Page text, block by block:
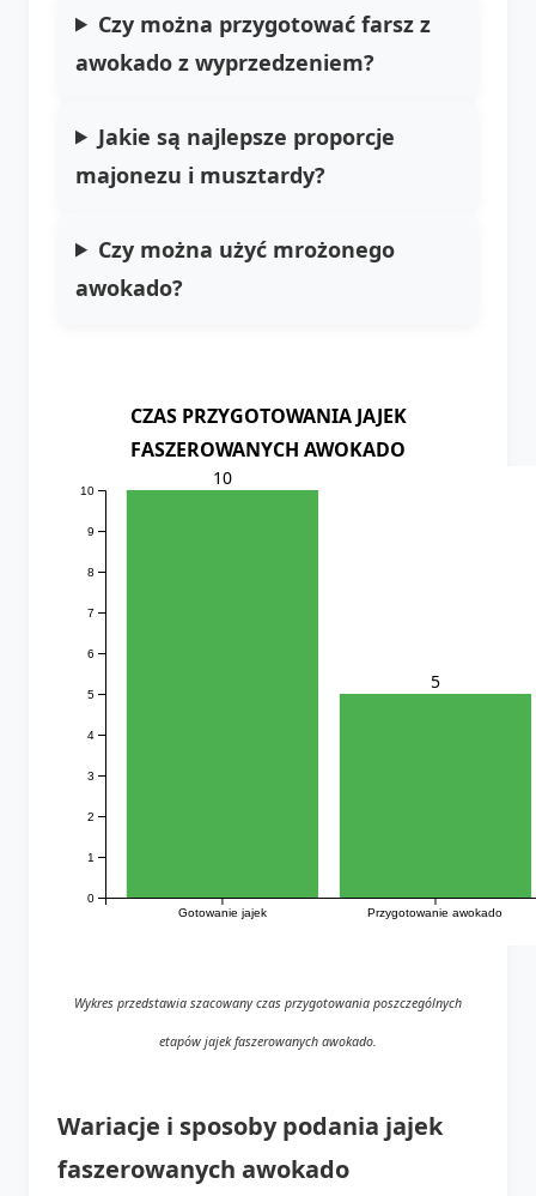
Czy można przygotować farsz z
awokado z wyprzedzeniem?
Jakie są najlepsze proporcje
majonezu i musztardy?
Czy można użyć mrożonego
awokado?
CZAS PRZYGOTOWANIA JAJEK
FASZEROWANYCH AWOKADO
Gotowanie jajek Przygotowanie awokado
0
1
2
3
4
5
6
7
8
9
10
10
5
Wykres przedstawia szacowany czas przygotowania poszczególnych
etapów jajek faszerowanych awokado.
Wariacje i sposoby podania jajek
faszerowanych awokado